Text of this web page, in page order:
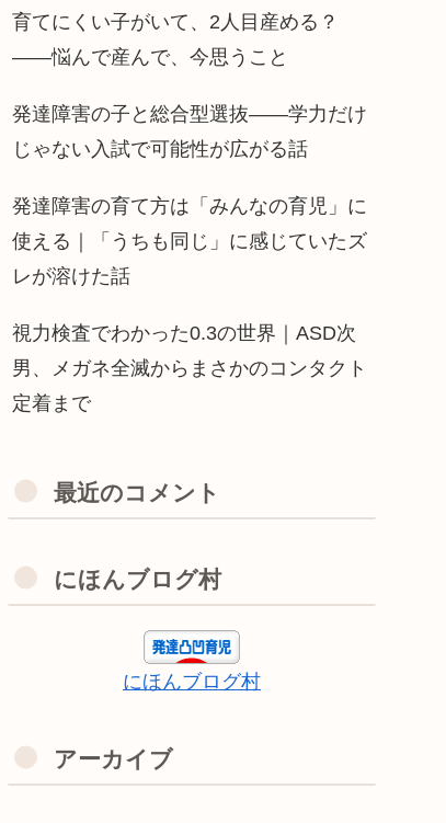
育てにくい子がいて、2人目産める？
——悩んで産んで、今思うこと
発達障害の子と総合型選抜——学力だけ
じゃない入試で可能性が広がる話
発達障害の育て方は「みんなの育児」に
使える｜「うちも同じ」に感じていたズ
レが溶けた話
視力検査でわかった0.3の世界｜ASD次
男、メガネ全滅からまさかのコンタクト
定着まで
最近のコメント
にほんブログ村
にほんブログ村
アーカイブ